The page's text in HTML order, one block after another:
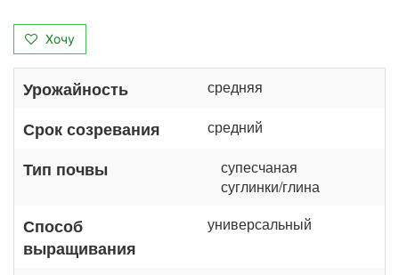
Хочу
Урожайность средняя
Срок созревания средний
Тип почвы
супесчаная
суглинки/глина
Способ
выращивания
универсальный